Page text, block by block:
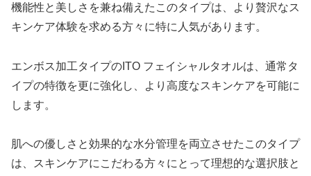
機能性と美しさを兼ね備えたこのタイプは、より贅沢なス
キンケア体験を求める方々に特に人気があります。
エンボス加工タイプのITO フェイシャルタオルは、通常タ
イプの特徴を更に強化し、より高度なスキンケアを可能に
します。
肌への優しさと効果的な水分管理を両立させたこのタイプ
は、スキンケアにこだわる方々にとって理想的な選択肢と